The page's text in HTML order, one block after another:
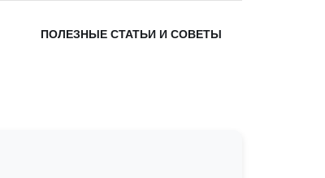
ПОЛЕЗНЫЕ СТАТЬИ И СОВЕТЫ